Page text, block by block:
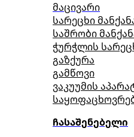
მაცივარი
სარეცხი
საშრობი
ჭურჭლის
გაზქურა
გამწოვი
ვაკუუმის
ჩასაშენებელი